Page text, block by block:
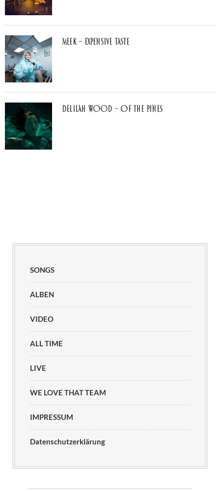
MEEK – Expensive Taste
Delilah Wood – of the pines
SONGS
ALBEN
VIDEO
ALL TIME
LIVE
WE LOVE THAT TEAM
IMPRESSUM
Datenschutzerklärung